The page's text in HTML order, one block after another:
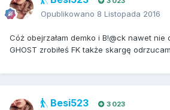
Opublikowano 8 Listopada 2016
Cóż obejrzałam demko i B!@ck nawet nie
GHOST zrobiłeś FK także skargę
Besi523 3 023